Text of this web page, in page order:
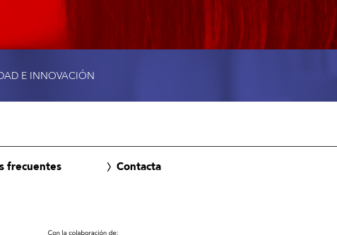
E INNOVACIÓN
frecuentes Contacta